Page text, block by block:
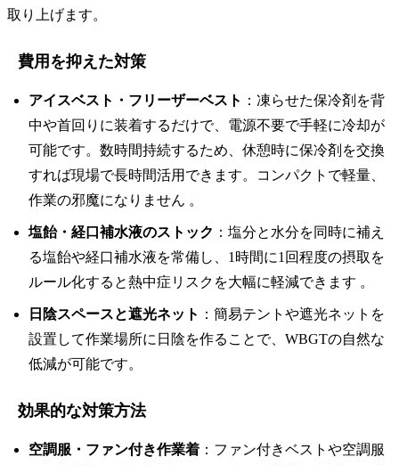
取り上げます。
費用を抑えた対策
アイスベスト・フリーザーベスト ：凍らせた保冷剤を背
中や首回りに装着するだけで、電源不要で手軽に冷却が
可能です。数時間持続するため、休憩時に保冷剤を交換
すれば現場で長時間活用できます。コンパクトで軽量、
作業の邪魔になりません 。
塩飴・経口補水液のストック ：塩分と水分を同時に補え
る塩飴や経口補水液を常備し、1時間に1回程度の摂取を
ルール化すると熱中症リスクを大幅に軽減できます 。
日陰スペースと遮光ネット ：簡易テントや遮光ネットを
設置して作業場所に日陰を作ることで、WBGTの自然な
低減が可能です。
効果的な対策方法
空調服・ファン付き作業着 ：ファン付きベストや空調服